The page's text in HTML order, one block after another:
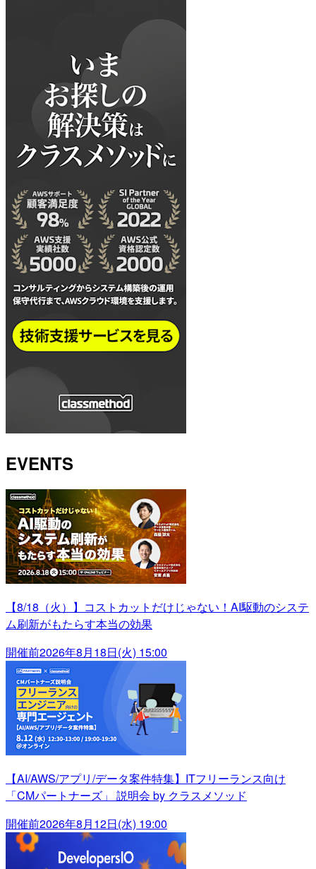
EVENTS
【8/18（火）】コストカットだけじゃない！AI駆動のシステ
ム刷新がもたらす本当の効果
開催前2026年8月18日(火) 15:00
【AI/AWS/アプリ/データ案件特集】ITフリーランス向け
「CMパートナーズ」 説明会 by クラスメソッド
開催前2026年8月12日(水) 19:00